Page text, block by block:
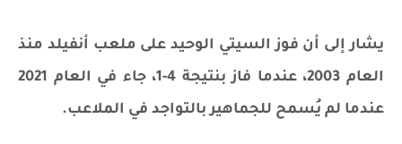
يشار إلى أن فوز السيتي الوحيد على ملعب أنفيلد منذ
العام 2003، عندما فاز بنتيجة 4-1، جاء في العام 2021
عندما لم يُسمح للجماهير بالتواجد في الملاعب.